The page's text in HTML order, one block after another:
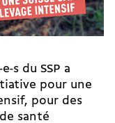
s du SSP a
pour une
pour des
santé